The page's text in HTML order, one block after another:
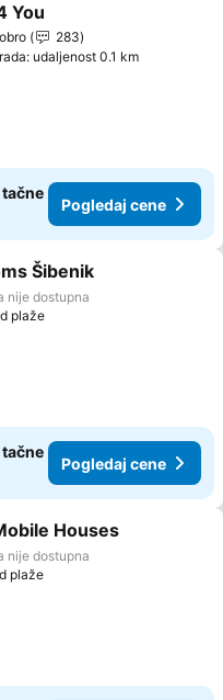
u favorite
You
283
udaljenost 0.1 km
Pogledaj cene
u favorite
Šibenik
nije dostupna
plaže
Pogledaj cene
u favorite
Houses
nije dostupna
plaže